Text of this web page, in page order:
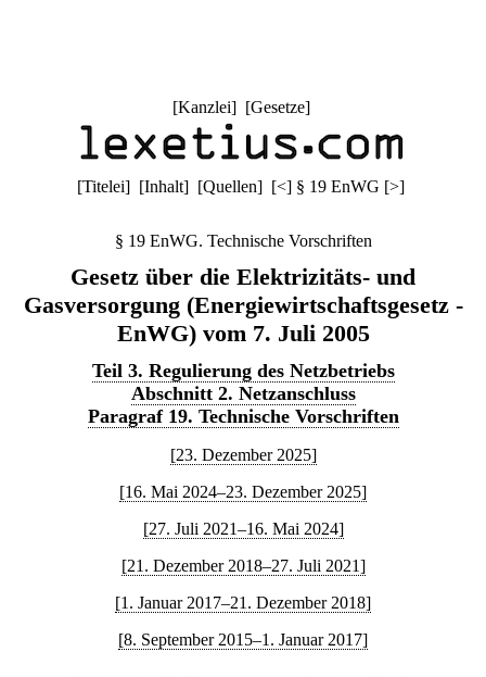
[Kanzlei] [Gesetze]
[Titelei] [Inhalt] [Quellen] [<] § 19 EnWG [>]
§ 19 EnWG. Technische Vorschriften
Gesetz über die Elektrizitäts- und
Gasversorgung (Energiewirtschaftsgesetz -
EnWG) vom 7. Juli 2005
Teil 3. Regulierung des Netzbetriebs
Abschnitt 2. Netzanschluss
Paragraf 19. Technische Vorschriften
[23. Dezember 2025]
[16. Mai 2024–23. Dezember 2025]
[27. Juli 2021–16. Mai 2024]
[21. Dezember 2018–27. Juli 2021]
[1. Januar 2017–21. Dezember 2018]
[8. September 2015–1. Januar 2017]